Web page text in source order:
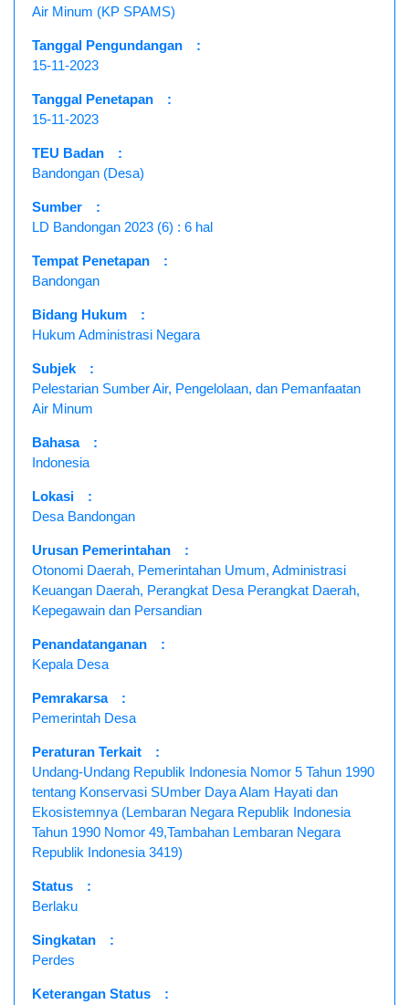
Air Minum (KP SPAMS)
Tanggal Pengundangan
:
15-11-2023
Tanggal Penetapan
:
15-11-2023
TEU Badan
:
Bandongan (Desa)
Sumber
:
LD Bandongan 2023 (6) : 6 hal
Tempat Penetapan
:
Bandongan
Bidang Hukum
:
Hukum Administrasi Negara
Subjek
:
Pelestarian Sumber Air, Pengelolaan, dan Pemanfaatan
Air Minum
Bahasa
:
Indonesia
Lokasi
:
Desa Bandongan
Urusan Pemerintahan
:
Otonomi Daerah, Pemerintahan Umum, Administrasi
Keuangan Daerah, Perangkat Desa Perangkat Daerah,
Kepegawain dan Persandian
Penandatanganan
:
Kepala Desa
Pemrakarsa
:
Pemerintah Desa
Peraturan Terkait
:
Undang-Undang Republik Indonesia Nomor 5 Tahun 1990
tentang Konservasi SUmber Daya Alam Hayati dan
Ekosistemnya (Lembaran Negara Republik Indonesia
Tahun 1990 Nomor 49,Tambahan Lembaran Negara
Republik Indonesia 3419)
Status
:
Berlaku
Singkatan
:
Perdes
Keterangan Status :